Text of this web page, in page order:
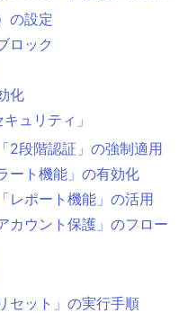
の設定
ロック
化
ュリティ」
2段階認証」の強制適用
ート機能」の有効化
レポート機能」の活用
カウント保護」のフロー
セット」の実行手順